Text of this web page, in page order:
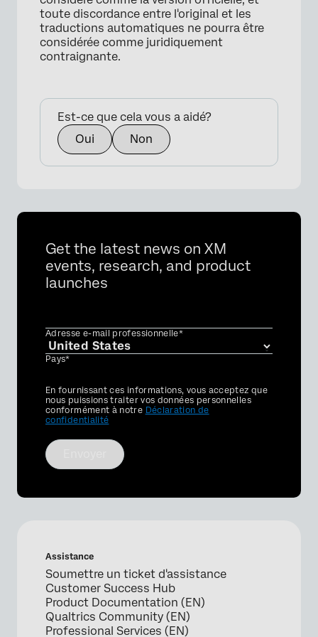
toute discordance entre l'original et les
traductions automatiques ne pourra être
considérée comme juridiquement
contraignante.
Est-ce que cela vous a aidé?
Oui
Non
Get the latest news on XM
events, research, and product
launches
Adresse e-mail professionnelle*
Pays*
Privacy
Optin
En fournissant ces informations, vous acceptez que
nous puissions traiter vos données personnelles
conformément à notre Déclaration de
confidentialité
Assistance
Soumettre un ticket d'assistance
Customer Success Hub
Product Documentation (EN)
Qualtrics Community (EN)
Professional Services (EN)